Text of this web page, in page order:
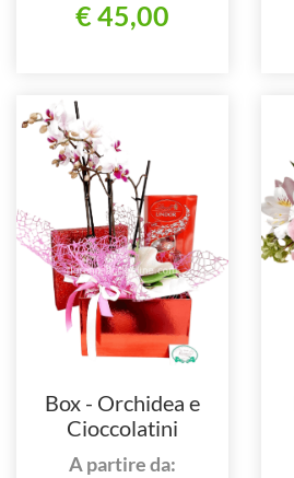
€ 45,00
Box - Orchidea e
Cioccolatini
A partire da: